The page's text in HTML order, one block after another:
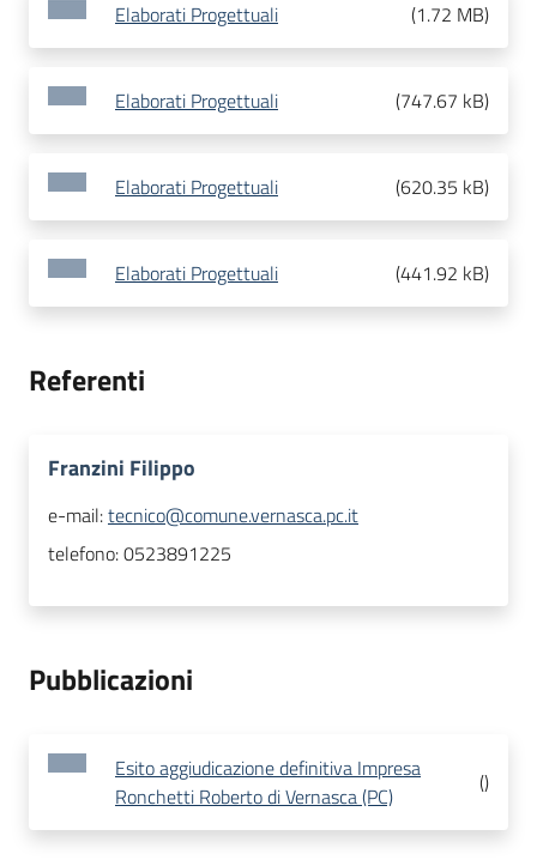
Elaborati Progettuali (1.72 MB)
Elaborati Progettuali (747.67 kB)
Elaborati Progettuali (620.35 kB)
Elaborati Progettuali (441.92 kB)
Referenti
Franzini Filippo
e-mail:tecnico@comune.vernasca.pc.it
telefono:0523891225
Pubblicazioni
Esito aggiudicazione definitiva Impresa
Ronchetti Roberto di Vernasca (PC)
()